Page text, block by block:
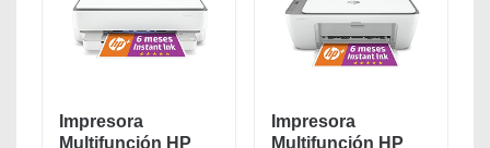
Impresora
Multifunción HP
Impresora
Multifunción HP